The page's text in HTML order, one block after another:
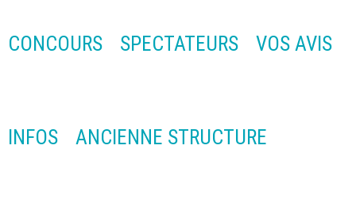
CONCOURS SPECTATEURS VOS AVIS
INFOS ANCIENNE STRUCTURE